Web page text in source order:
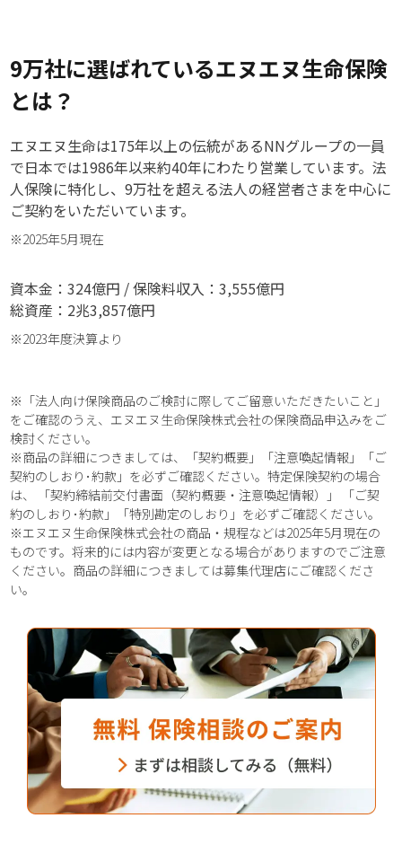
9万社に選ばれているエヌエヌ生命保険
とは？
エヌエヌ生命は175年以上の伝統があるNNグループの一員
で日本では1986年以来約40年にわたり営業しています。法
人保険に特化し、9万社を超える法人の経営者さまを中心に
ご契約をいただいています。
※2025年5月現在
資本金：324億円 / 保険料収入：3,555億円
総資産：2兆3,857億円
※2023年度決算より
※「法人向け保険商品のご検討に際してご留意いただきたいこと」
をご確認のうえ、エヌエヌ生命保険株式会社の保険商品申込みをご
検討ください。
※商品の詳細につきましては、「契約概要」「注意喚起情報」「ご
契約のしおり･約款」を必ずご確認ください。特定保険契約の場合
は、 「契約締結前交付書面（契約概要・注意喚起情報）」 「ご契
約のしおり･約款」「特別勘定のしおり」を必ずご確認ください。
※エヌエヌ生命保険株式会社の商品・規程などは2025年5月現在の
ものです。将来的には内容が変更となる場合がありますのでご注意
ください。商品の詳細につきましては募集代理店にご確認くださ
い。